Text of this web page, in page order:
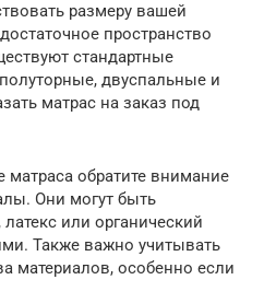
размеру вашей
пространство
стандартные
двуспальные и
матрас на заказ под
обратите внимание
Они могут быть
или органический
Также важно учитывать
материалов, особенно если